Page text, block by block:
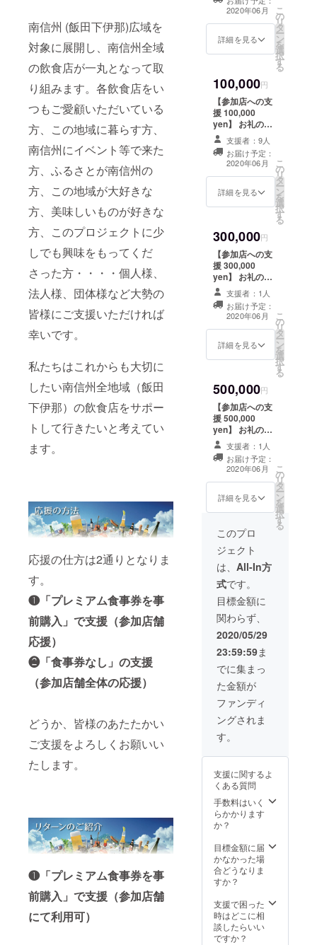
南信州 (飯田下伊那)広域を
対象に展開し、南信州全域
の飲食店が一丸となって取
り組みます。各飲食店をい
つもご愛顧いただいている
方、この地域に暮らす方、
南信州にイベント等で来た
方、ふるさとが南信州の
方、この地域が大好きな
方、美味しいものが好きな
方、このプロジェクトに少
しでも興味をもってくだ
さった方・・・・個人様、
法人様、団体様など大勢の
皆様にご支援いただければ
幸いです。
私たちはこれからも大切に
したい南信州全地域（飯田
下伊那）の飲食店をサポー
トして行きたいと考えてい
ます。
応援の仕方は2通りとなりま
す。
❶「プレミアム食事券を事
前購入」で支援（参加店舗
応援）
❷「食事券なし」の支援
（参加店舗全体の応援）
どうか、皆様のあたたかい
ご支援をよろしくお願いい
たします。
❶「プレミアム食事券を事
前購入」で支援（参加店舗
にて利用可）
hao ri zi/北の味
はこだて/Buger
Café
PAL'S/PIZZA
hikonoKi ヒコノ
ills Cafe/BAR
フィフティーズ
1950/Fukuume/
ラーメン ふたつ
矢/BAR古時計/
北海道ジンギス
カン専門店 すす
きの/ボンマン
ジェ天龍峡 【ま
行】 丸中商
會/slow food萬
房/三河家食堂/地
野菜 実のり/紋次
おおくら/旨肉酒
場やきまる/山羊
印カフェ/遊夜ダ
イニング/お食事
処・夢 【ら行】
ラムしゃぶ あず
まし
屋/FOOD&BAR
REAZY/Liber&L
iber リーベル・
リーベ
ル/Dining&Bar
コデリ) 【わ行】
和酒酔処 進～
SIN
ウス デコちゃん
飯田駅前
店/TATSU屋製麺
所/割烹 千登勢/
カフェ・ダイニ
さぎ/つぼ八アッ
プルロード店/ナ
チュラルキッチ
ンTESSHIN/テン
リュウ堂 【な
行】 南国飯店
【は行】 Cafe
&Bar 好日子
hao ri zi/北の味
はこだて/Buger
Café
PAL'S/PIZZA
キ/HIRANOYA/H
ills Cafe/BAR
フィフティーズ
1950/Fukuume/
ラーメン ふたつ
矢/BAR古時計/
北海道ジンギス
カン専門店 すす
きの/ボンマン
ジェ天龍峡 【ま
行】 丸中商
會/slow food萬
房/三河家食堂/地
郎 【や行】 焼肉
おおくら/旨肉酒
場やきまる/山羊
印カフェ/遊夜ダ
イニング/お食事
処・夢 【ら行】
ラムしゃぶ あず
まし
屋/FOOD&BAR
REAZY/Liber&L
iber リーベル・
リーベ
ル/Dining&Bar
LOCO DELI(ロ
コデリ) 【わ行】
和酒酔処 進～
SIN
キッチンかのん/
キッチンこいけ/
座ハンバーグ/天
ぷら金
万/KURANO/gul
ぐり~ん/京城園/
原価Bar SOL/食
楽工房 元家 【さ
行】 THE
BARREL (ザ・
バレル)/中国広東
料理 山水楼/地
酒処 三の蔵/カ
フェ三連蔵/BAR
時代屋/信濃屋中
央通り店/そば処
しみず/上海
JUKE/砂払温泉/
スペインバル
マージ/カフェレ
ストセン
ジュ/kitchenそ
らら 【た行】 焼
肉だいこく家飯
田店/たこやきハ
ウス デコちゃん
店/TATSU屋製麺
所/割烹 千登勢/
リー・シー/月う
さぎ/つぼ八アッ
プルロード店/ナ
チュラルキッチ
ンTESSHIN/テン
リュウ堂 【な
行】 南国飯店
【は行】 Cafe
&Bar 好日子
hao ri zi/北の味
はこだて/Buger
Café
PAL'S/PIZZA
hikonoKi ヒコノ
キ/HIRANOYA/H
ills Cafe/BAR
フィフティーズ
1950/Fukuume/
ラーメン ふたつ
矢/BAR古時計/
北海道ジンギス
カン専門店 すす
きの/ボンマン
ジェ天龍峡 【ま
行】 丸中商
會/slow food萬
房/三河家食堂/地
野菜 実のり/紋次
郎 【や行】 焼肉
おおくら/旨肉酒
場やきまる/山羊
印カフェ/遊夜ダ
イニング/お食事
ラムしゃぶ あず
まし
屋/FOOD&BAR
REAZY/Liber&L
iber リーベル・
リーベ
ル/Dining&Bar
LOCO DELI(ロ
コデリ) 【わ行】
和酒酔処 進～
SIN
名前掲載(希望者
のみ、3ヶ月) ナ
ミキちゃん(丘
フェスマスコッ
トキャラクター)
載をご希望され
ない方は、備考
欄にその旨をご
記入ください。
2020年06月
詳細を見る
こ
の
リ
タ
ー
ン
を
選
択
す
る
100,000円
【参加店への支
援 100,000
yen】 お礼のお
手紙、ホーム
ページにて支援
者様のお名前掲
載(希望者のみ、
3ヶ月) ナミキ
ちゃんクリア
帳&ボールペン 5
本セット1組 お
名前の掲載をご
希望されない方
は、備考欄にそ
の旨をご記入く
ださい。
支援者：9人
お届け予定：
2020年06月
詳細を見る
こ
の
リ
タ
ー
ン
を
選
択
す
る
300,000円
【参加店への支
援 300,000
yen】 お礼のお
手紙、ホーム
ページにて支援
者様のお名前掲
載(希望者のみ、
3ヶ月) ナミキ
ちゃんクリア
ン 5本セット1組
お名前の掲載を
ご希望されない
方は、備考欄に
その旨をご記入
ください。
支援者：1人
お届け予定：
2020年06月
詳細を見る
こ
の
リ
タ
ー
ン
を
選
択
す
る
500,000円
【参加店への支
援 500,000
yen】 お礼のお
手紙、ホーム
ページにて支援
者様のお名前掲
載(希望者のみ、
3ヶ月) ナミキ
ちゃんクリア
モ帳&ボールペ
ン 5本セット1組
ナミキちゃん
トートバック1個
お名前の掲載を
ご希望されない
方は、備考欄に
その旨をご記入
ください。
支援者：1人
お届け予定：
2020年06月
詳細を見る
こ
の
リ
タ
ー
ン
を
選
択
す
る
このプロ
ジェクト
は、 All-In方
式です。
目標金額に
関わらず、
2020/05/29
23:59:59ま
でに集まっ
た金額が
ファンディ
ングされま
す。
支援に関するよ
くある質問
手数料はいく
らかかります
か？
目標金額に届
かなかった場
合どうなりま
すか？
支援で困った
時はどこに相
談したらいい
ですか？